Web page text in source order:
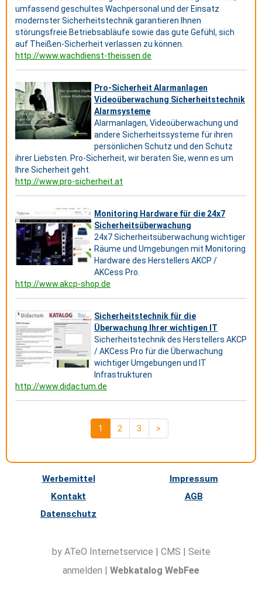
umfassend geschultes Wachpersonal und der Einsatz
modernster Sicherheitstechnik garantieren Ihnen
störungsfreie Betriebsabläufe sowie das gute Gefühl, sich
auf Theißen-Sicherheit verlassen zu können.
http://www.wachdienst-theissen.de
Pro-Sicherheit Alarmanlagen
Videoüberwachung Sicherheitstechnik
Alarmsysteme
Alarmanlagen, Videoüberwachung und
andere Sicherheitssysteme für ihren
persönlichen Schutz und den Schutz
ihrer Liebsten. Pro-Sicherheit, wir beraten Sie, wenn es um
Ihre Sicherheit geht.
http://www.pro-sicherheit.at
Monitoring Hardware für die 24x7
Sicherheitsüberwachung
24x7 Sicherheitsüberwachung wichtiger
Räume und Umgebungen mit Monitoring
Hardware des Herstellers AKCP /
AKCess Pro.
http://www.akcp-shop.de
Sicherheitstechnik für die
Überwachung Ihrer wichtigen IT
Sicherheitstechnik des Herstellers AKCP
/ AKCess Pro für die Überwachung
wichtiger Umgebungen und IT
Infrastrukturen
http://www.didactum.de
1 2 3 >
Werbemittel
Impressum
Kontakt
AGB
Datenschutz
by ATeO Internetservice | CMS | Seite
anmelden | Webkatalog WebFee